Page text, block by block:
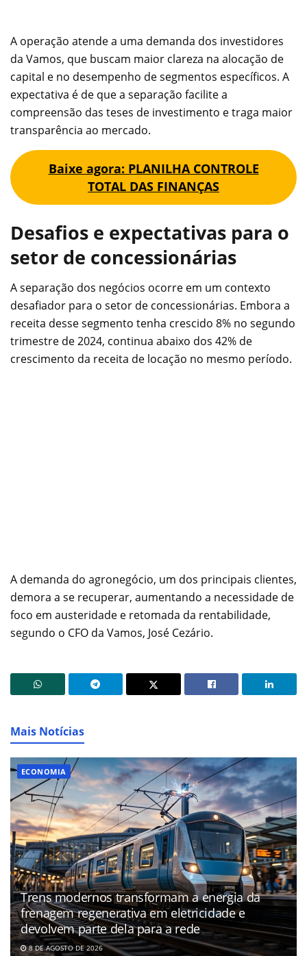
A operação atende a uma demanda dos investidores
da Vamos, que buscam maior clareza na alocação de
capital e no desempenho de segmentos específicos. A
expectativa é de que a separação facilite a
compreensão das teses de investimento e traga maior
transparência ao mercado.
Baixe agora: PLANILHA CONTROLE
TOTAL DAS FINANÇAS
Desafios e expectativas para o
setor de concessionárias
A separação dos negócios ocorre em um contexto
desafiador para o setor de concessionárias. Embora a
receita desse segmento tenha crescido 8% no segundo
trimestre de 2024, continua abaixo dos 42% de
crescimento da receita de locação no mesmo período.
A demanda do agronegócio, um dos principais clientes,
demora a se recuperar, aumentando a necessidade de
foco em austeridade e retomada da rentabilidade,
segundo o CFO da Vamos, José Cezário.
Mais Notícias
ECONOMIA
Trens modernos transformam a energia da
frenagem regenerativa em eletricidade e
devolvem parte dela para a rede
8 DE AGOSTO DE 2026